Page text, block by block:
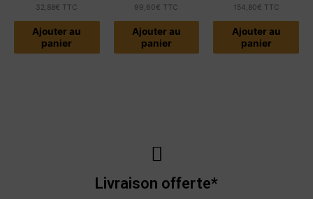
32,88€ TTC
Ajouter au
panier
99,60€ TTC
Ajouter au
panier
154,80€ TTC
Ajouter au
panier
Livraison offerte*